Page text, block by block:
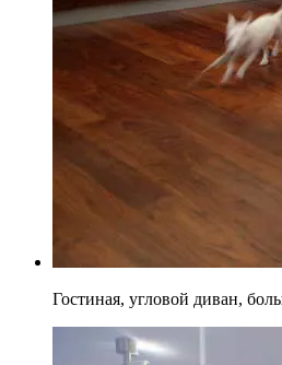
Гостиная, угловой диван,